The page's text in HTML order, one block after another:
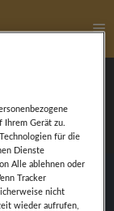
Gerät zu.
für die
Dienste
Alle ablehnen oder
Tracker
nicht
wieder aufrufen,